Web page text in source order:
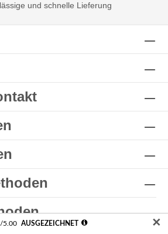
und schnelle Lieferung
✕